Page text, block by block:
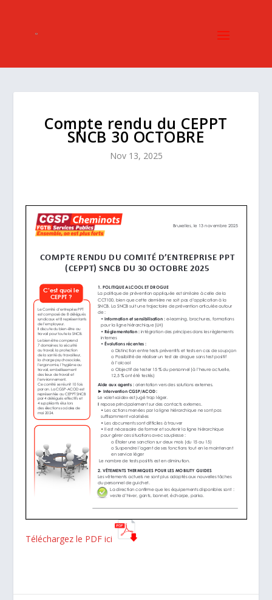
Compte rendu du CEPPT
SNCB 30 OCTOBRE
Nov 13, 2025
Téléchargez le PDF ici